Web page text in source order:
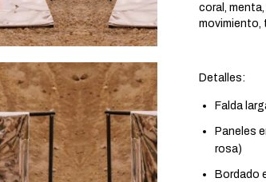
coral,
movimiento,
Detalles:
Falda
Paneles
rosa)
Bordado